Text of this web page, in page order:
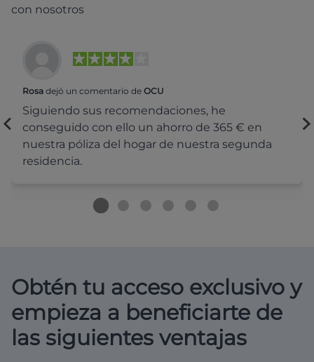
con nosotros
Rosa dejó un comentario de OCU
Siguiendo sus recomendaciones, he
conseguido con ello un ahorro de 365 € en
nuestra póliza del hogar de nuestra segunda
residencia.
Obtén tu acceso exclusivo y
empieza a beneficiarte de
las siguientes ventajas